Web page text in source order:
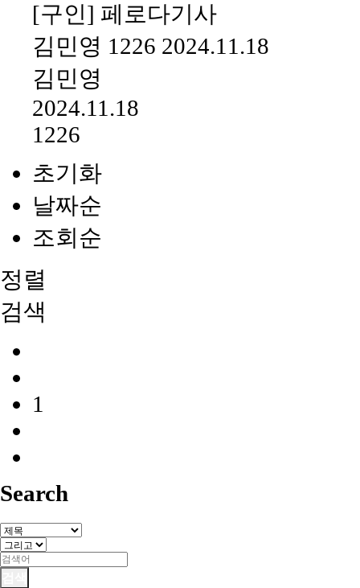
[구인] 페로다기사
김민영 1226 2024.11.18
김민영
2024.11.18
1226
초기화
날짜순
조회순
정렬
검색
1
Search